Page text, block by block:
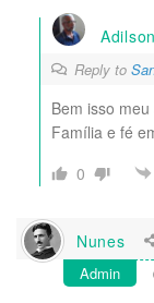
Adilson
Reply to
Bem isso
Família e fé
0
Nunes
Admin